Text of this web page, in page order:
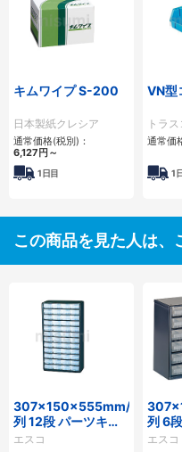
キムワイプ S-200
日本製紙クレシア
通常価格(税別)：
6,127 円 ～
1日目
VN型
トラ
通常価
1
この商品を見た人は、
307×150×555mm/4
列 12段 パーツキャ
ビネット
エスコ
列 6
ネット
エスコ